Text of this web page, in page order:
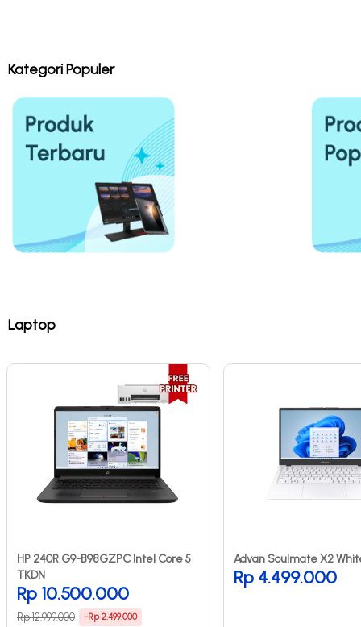
Kategori Populer
Laptop
HP 240R G9-B98GZPC Intel Core 5
TKDN
Rp 10.500.000
Rp 12.999.000 -Rp 2.499.000
Advan Soulmate X2
Rp 4.499.000